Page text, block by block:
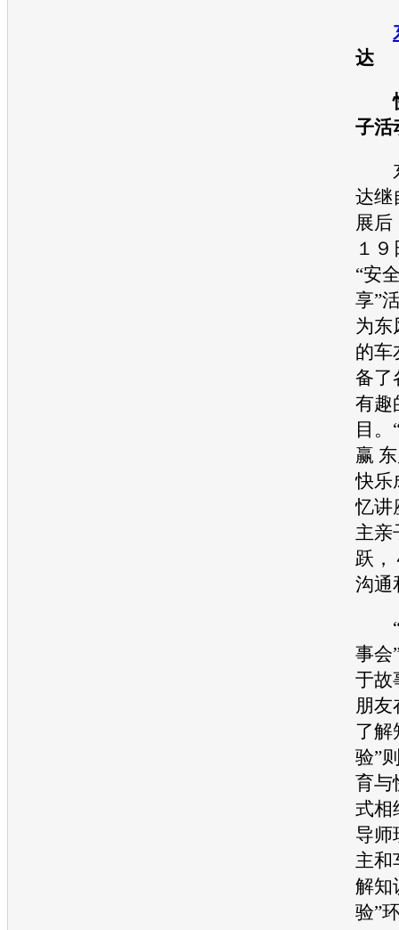
达
快
子活
达继
展后
１
“安
享”
为东
的车
备了
有趣
目。
赢
快乐
忆讲
主亲
跃，
沟通
“
事会
于故
朋友
了解
验”
育与
式相
导师
主和
解知
验”